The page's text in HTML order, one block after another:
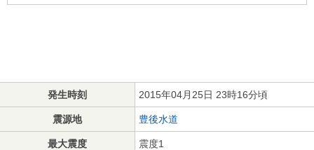
発生時刻 2015年04月25日 23時16分頃
震源地 豊後水道
最大震度 震度1